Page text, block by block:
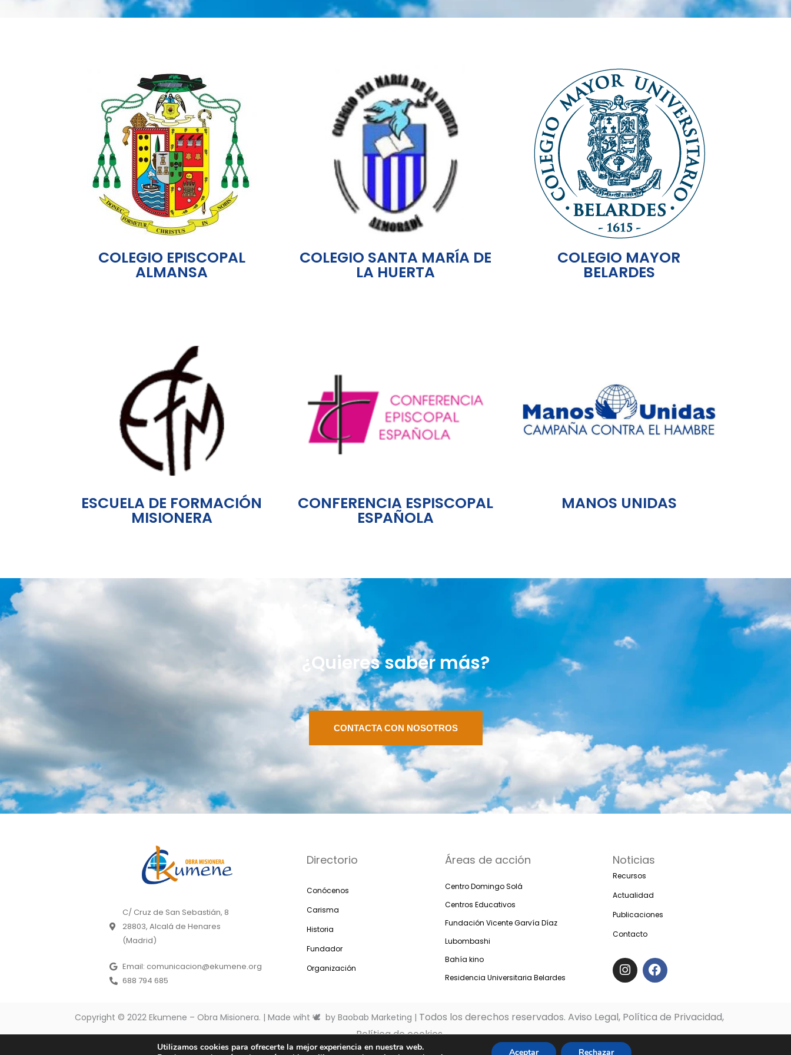
COLEGIO EPISCOPAL
ALMANSA
COLEGIO SANTA MARÍA DE
LA HUERTA
COLEGIO MAYOR
BELARDES
ESCUELA DE FORMACIÓN
MISIONERA
CONFERENCIA ESPISCOPAL
ESPAÑOLA
MANOS UNIDAS
¿Quieres saber más?
CONTACTA CON NOSOTROS
C/ Cruz de San Sebastián, 8
28803, Alcalá de Henares
(Madrid)
Email: comunicacion@ekumene.org
688 794 685
Directorio
Conócenos
Carisma
Historia
Fundador
Organización
Áreas de acción
Centro Domingo Solá
Centros Educativos
Fundación Vicente Garvía Díaz
Lubombashi
Bahía kino
Residencia Universitaria Belardes
Noticias
Recursos
Actualidad
Publicaciones
Contacto
n
s
g
a
a
c
o
k
Copyright © 2022 Ekumene – Obra Misionera. | Made wiht 🕊 by Baobab Marketing | Todos los derechos reservados. Aviso Legal, Política de Privacidad,
Política de cookies
Utilizamos cookies para ofrecerte la mejor experiencia en nuestra web.
Aceptar Rechazar